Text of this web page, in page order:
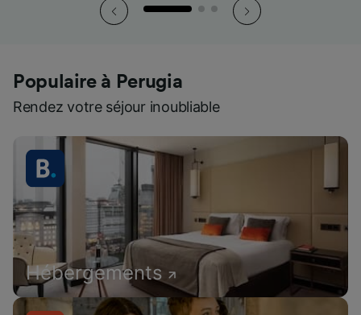
Populaire à Perugia
Rendez votre séjour inoubliable
Hébergements